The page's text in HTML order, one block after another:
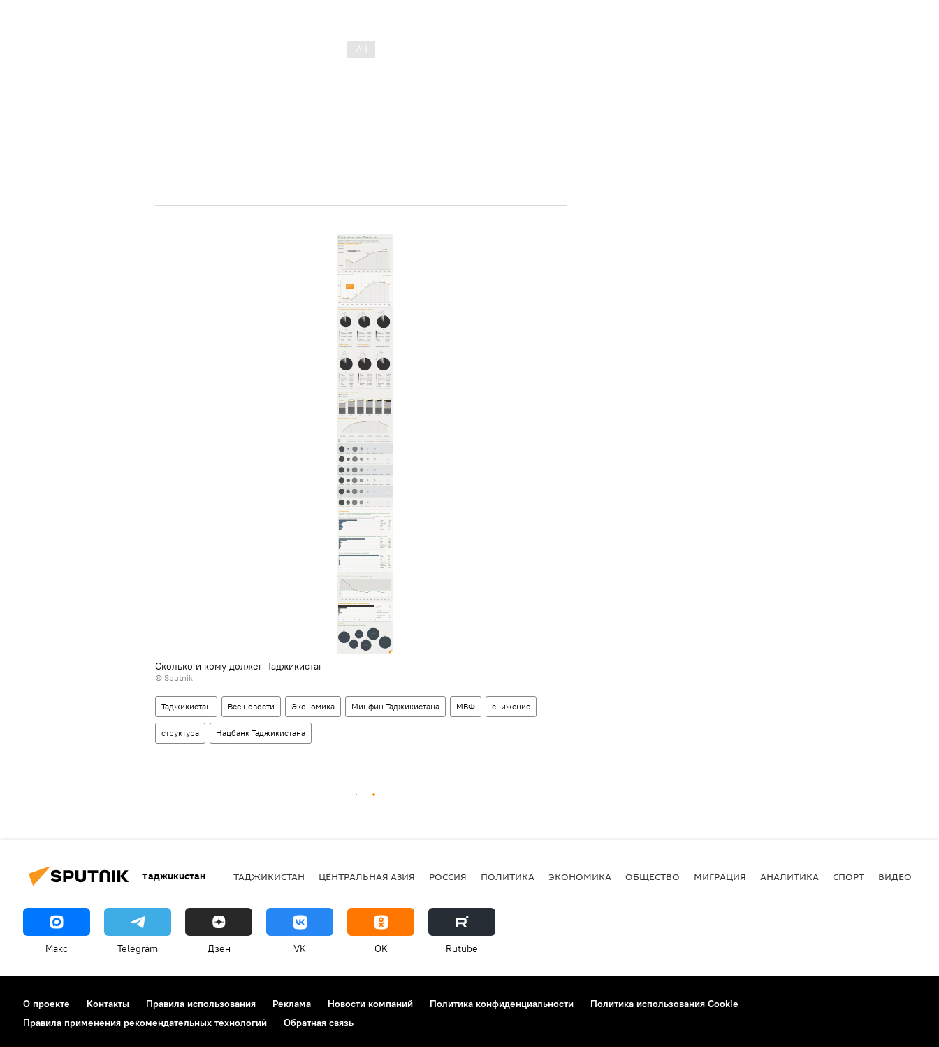
Сколько и кому должен Таджикистан
© Sputnik
Таджикистан Все новости Экономика Минфин Таджикистана МВФ снижение
структура Нацбанк Таджикистана
Таджикистан ТАДЖИКИСТАН ЦЕНТРАЛЬНАЯ АЗИЯ РОССИЯ ПОЛИТИКА ЭКОНОМИКА ОБЩЕСТВО МИГРАЦИЯ АНАЛИТИКА СПОРТ ВИДЕО
Макс Telegram Дзен VK OK Rutube
О проекте Контакты Правила использования Реклама Новости компаний Политика конфиденциальности
Политика использования Cookie
Правила применения рекомендательных технологий
Обратная связь